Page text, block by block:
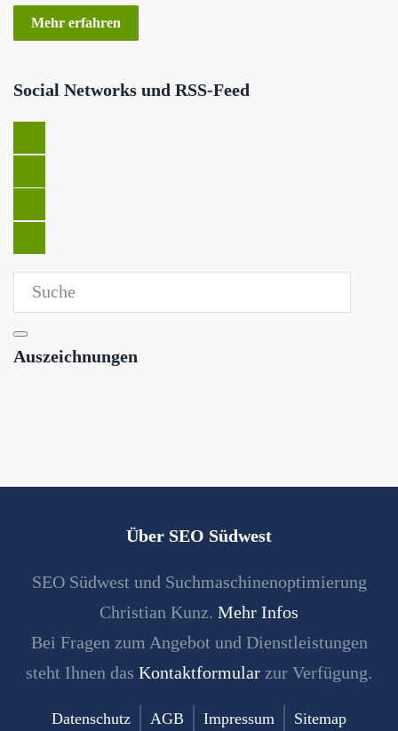
Mehr erfahren
Social Networks und RSS-Feed
Auszeichnungen
Über SEO Südwest
SEO Südwest und Suchmaschinenoptimierung
Christian Kunz. Mehr Infos
Bei Fragen zum Angebot und Dienstleistungen
steht Ihnen das Kontaktformular zur Verfügung.
Datenschutz AGB Impressum Sitemap